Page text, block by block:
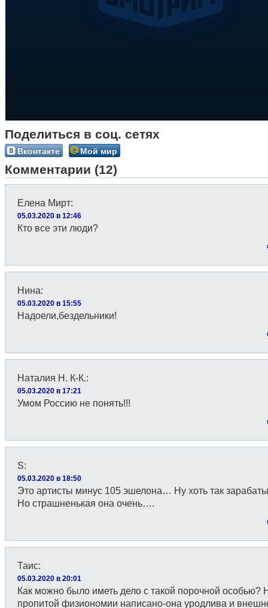
Поделиться в соц. сетях
Вконтакте Мой мир
Комментарии (12)
Елена Мирт:
05.03.2020 в 12:46
Кто все эти люди?
Нина:
05.03.2020 в 15:55
Надоели,бездельники!
Наталия Н. К-К.:
05.03.2020 в 17:21
Умом Россию не понять!!!
S:
05.03.2020 в 18:50
Это артисты минус 105 эшелона… Ну хоть так
Но страшненькая она очень….
Таис:
05.03.2020 в 20:01
Как можно было иметь дело с такой порочной особью?
пропитой физиономии написано-она уродлива и